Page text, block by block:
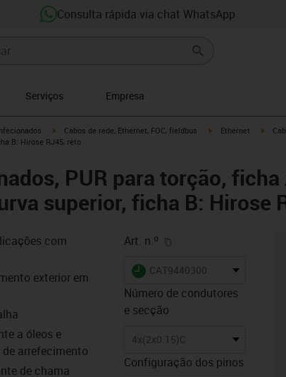
Consulta rápida via chat WhatsApp
Serviços Empresa
right igus-icon-arrow-right
Cabos de rede, Ethernet, FOC, fieldbus igus-icon-arrow-right
Ethernet
B: Hirose RJ45, reto
PUR para torção,
superior, ficha B: Hirose
com
exterior em
a óleos e
arrefecimento
de chama
Art. n.º
igus-icon-lieferzeit
CAT9440300
Número de condutores
e secção
4x(2x0.15)C
Configuração dos pinos